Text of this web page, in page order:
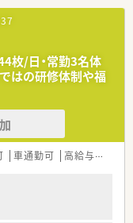
働きたい方
ップもしていきたい方
業をお探しの方
下さい。
ン。その他広域処方
業務全般をお願い致しま
ございます。
く場合がございま
。
修を実施しておりま
て準備しております。
枚/日・常勤3名体
はの研修体制や福
車通勤可 高給与(600万円以上)